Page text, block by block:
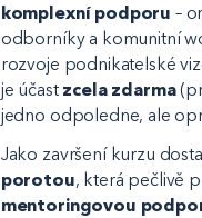
komplexní podporu –
odborníky a komunitní
rozvoje podnikatelské
je účast zcela zdarma
jedno odpoledne, ale
Jako završení kurzu
porotou, která pečlivě
mentoringovou